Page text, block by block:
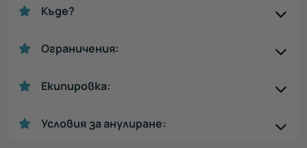
Къде?
Ограничения:
Екипировка:
Условия за анулиране: